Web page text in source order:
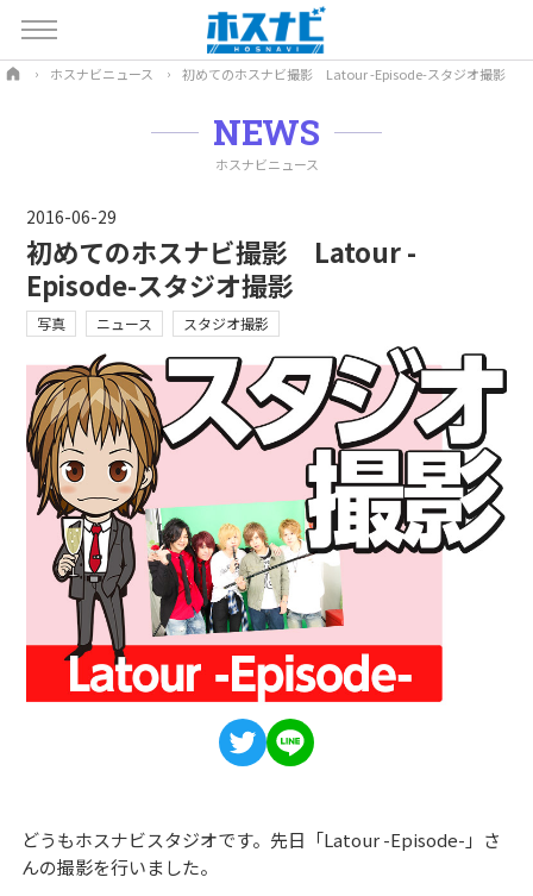
ホスナビニュース 初めてのホスナビ撮影 Latour -Episode-スタジオ撮影
NEWS
ホスナビニュース
2016-06-29
初めてのホスナビ撮影 Latour -
Episode-スタジオ撮影
写真 ニュース スタジオ撮影
どうもホスナビスタジオです。先日「Latour -Episode-」さ
んの撮影を行いました。